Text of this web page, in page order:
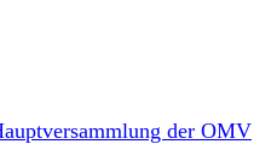
der OMV